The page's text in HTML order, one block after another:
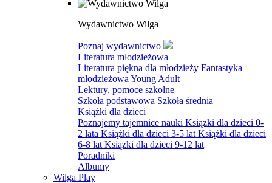
Wydawnictwo Wilga
Poznaj wydawnictwo
Literatura młodzieżowa
Literatura piękna dla młodzieży Fantastyka
młodzieżowa Young Adult
Lektury, pomoce szkolne
Szkoła podstawowa Szkoła średnia
Książki dla dzieci
Poznajemy tajemnice nauki Ksiązki dla dzieci 0-
2 lata Książki dla dzieci 3-5 lat Książki dla dzieci
6-8 lat Ksiązki dla dzieci 9-12 lat
Poradniki
Albumy
Wilga Play